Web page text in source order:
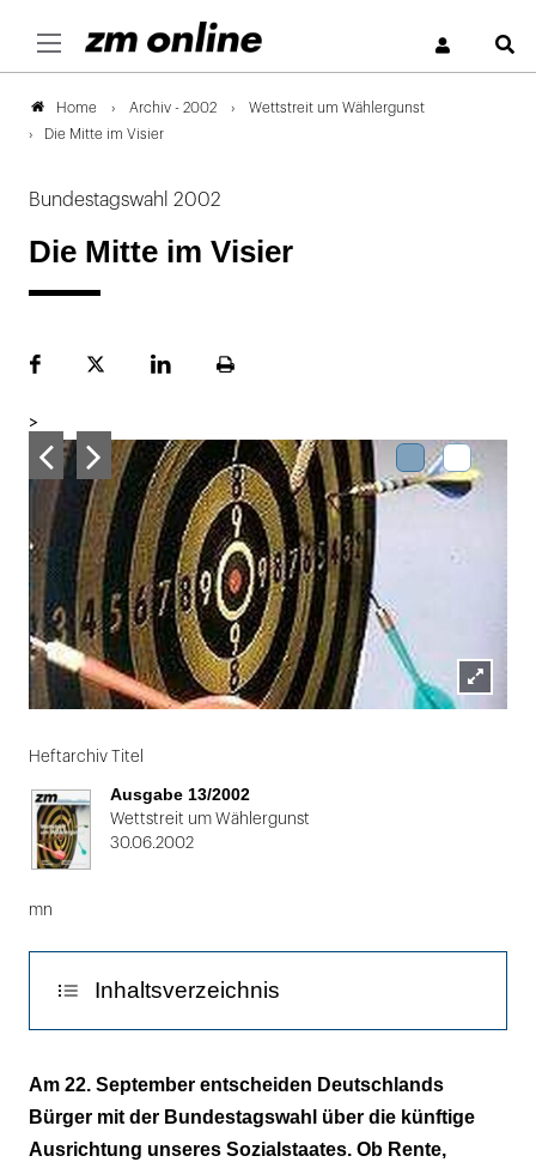
Home Archiv - 2002
Wettstreit um Wählergunst
Die Mitte im Visier
Bundestagswahl 2002
Die Mitte im Visier
FacebookPlattformLinekdInSeite
>
Lightbox
1
von
2
Heftarchiv Titel
Ausgabe 13/2002
Wettstreit um Wählergunst
30.06.2002
mn
Inhaltsverzeichnis
Kein Treffer ins Schwarze
Das Prinzip Hoffnung
Am 22. September entscheiden Deutschlands
Bürger mit der Bundestagswahl über die künftige
Ausrichtung unseres Sozialstaates. Ob Rente,